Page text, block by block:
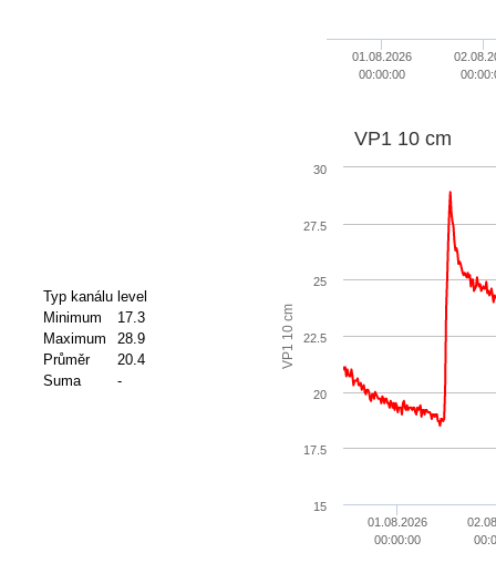
01.08.2026
00:00:00
Typ kanálu level
Minimum
17.3
Maximum
28.9
Průměr
20.4
Suma
-
VP1 10 cm
VP1 10 cm
01.08.2026
00:00:00
15
17.5
20
22.5
25
27.5
30